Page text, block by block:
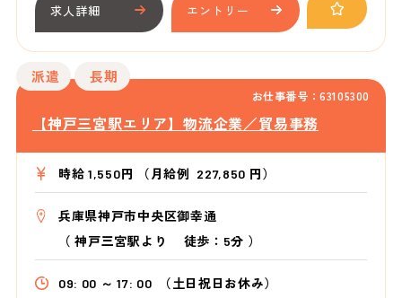
求人詳細 エントリー
お仕事番号：63105300
派遣 長期
【神戸三宮駅エリア】物流企業／貿易事務
時給 1,550円 （月給例 227,850 円）
兵庫県神戸市中央区御幸通
（神戸三宮駅より 徒歩：5分 ）
09: 00 ～ 17: 00 （土日祝日お休み）